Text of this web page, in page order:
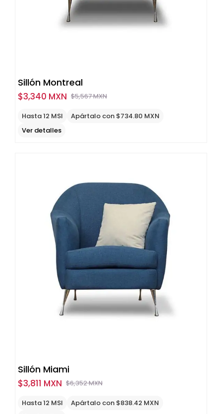
Sillón Montreal
$5,567 MXNOriginal
price
$3,340 MXN
Current
price
Hasta 12 MSI
Apártalo con $734.80 MXN
Ver detalles
Sillón Miami
$6,352 MXNOriginal
price
$3,811 MXN
Current
price
Hasta 12 MSI
Apártalo con $838.42 MXN